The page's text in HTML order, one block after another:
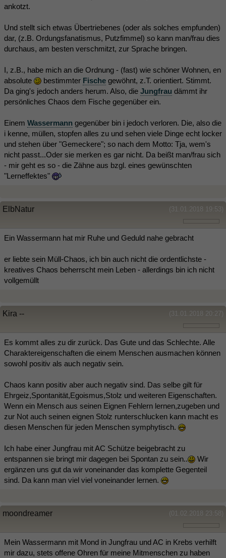
ankotzt.
Und stellt sich etwas Übertriebenes (oder als solches empfunden)
dar, (z.B. Ordungsfanatismus, Putzfimmel) so kann man/frau dies
durchaus, am besten verschmitzt, zur Sprache bringen.
I, z.B., habe mich an die Ordnung - (fast) wie schöner Wohnen, en
absolute
bestimmter Fische gewöhnt, z.T. orientiert. Stimmt.
Da ging's jedoch anders herum. Also, die Jungfrau dämmt ihr
persönliches Chaos dem Fische gegenüber ein.
Einem Wassermann gegenüber bin i jedoch verloren. Die, also die
i kenne, müllen, stopfen alles zu und sehen viele Dinge echt locker
und stehen über "Gemeckere"; so nach dem Motto: Tja, wem's
nicht passt...Oder sie merken es gar nicht. Da beißt man/frau sich
- mir geht es so - die Zähne aus bzgl. eines gewünschten
"Lerneffektes"
(31.01.2018 19:53)
ElbNatur
Ein Wassermann hat mir Ruhe und Geduld nahe gebracht
er liebte sein Müll-Chaos, ich bin auch nicht die ordentlichste -
kreatives Chaos beherrscht mein Leben - allerdings bin ich nicht
vollgemüllt
(31.01.2018 20:27)
Kira --
Es kommt alles zu dir zurück. Das Gute und das Schlechte. Alle
Charaktereigenschaften die einem Menschen ausmachen können
sowohl positiv als auch negativ sein.
Chaos kann positiv aber auch negativ sind. Das selbe gilt für
Ehrgeiz,Spontanität,Egoismus,Stolz und weiteren Eigenschaften.
Wenn ein Mensch aus seinen Eignen Fehlern lernen,zugeben und
zur Not auch seinen eignen Stolz runterschlucken kann macht es
diesen Menschen für jeden Menschen symphytisch.
Ich habe einer Jungfrau mit AC Schütze beigebracht zu
entspannen sie bringt mir dagegen bei Spontan zu sein..
Wir
ergänzen uns gut da wir voneinander das komplette Gegenteil
sind. Da kann man viel viel voneinander lernen.
(01.02.2018 23:58)
moondreamer
Mein Wassermann mit Mond in Jungfrau und AC in Krebs verhilft
mir dazu, stets offene Ohren für meine Mitmenschen zu haben